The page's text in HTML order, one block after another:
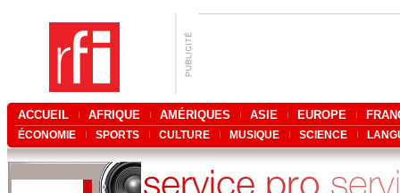
ACCUEIL AFRIQUE AMÉRIQUES ASIE EUROPE
ÉCONOMIE SPORTS CULTURE MUSIQUE SCIENCE